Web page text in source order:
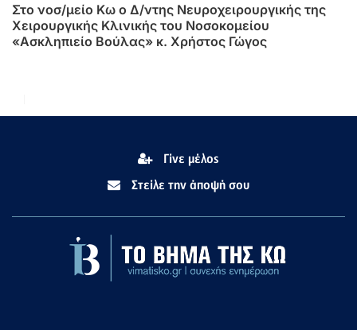
Στο νοσ/μείο Κω ο Δ/ντης Νευροχειρουργικής της
Χειρουργικής Κλινικής του Νοσοκομείου
«Ασκληπιείο Βούλας» κ. Χρήστος Γώγος
Γίνε μέλος
Στείλε την άποψή σου